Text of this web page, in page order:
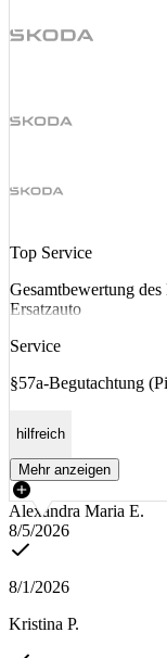
Top Service
Gesamtbewertung
Ersatzauto
Service
§57a-Begutachtung
hilfreich
Mehr anzeigen
Alexandra Maria E.
8/5/2026
8/1/2026
Kristina P.